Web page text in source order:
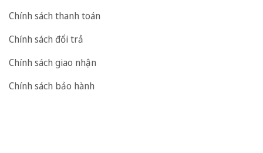
Chính sách thanh toán
Chính sách đổi trả
Chính sách giao nhận
Chính sách bảo hành